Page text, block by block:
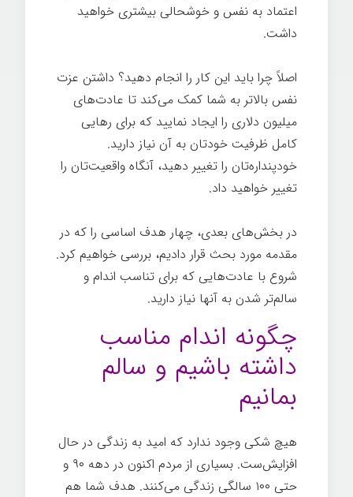
اعتماد به نفس و خوشحالی بیشتری خواهید
داشت.
اصلاً چرا باید این کار را انجام دهید؟ داشتن عزت
نفس بالاتر به شما کمک می‌کند تا عادت‌های
میلیون دلاری را ایجاد نماييد که برای رهایی
کامل ظرفیت خودتان به آن نیاز دارید.
خودپنداره‌تان را تغییر دهید، آنگاه واقعیت‌تان را
تغییر خواهید داد.
در بخش‌های بعدی، چهار هدف اساسی را که در
مقدمه مورد بحث قرار دادیم، بررسی خواهیم کرد.
شروع با عادت‌هایی که برای تناسب اندام و
سالم‌تر شدن به آنها نیاز دارید.
چگونه اندام مناسب
داشته باشیم و سالم
بمانیم
هیچ شکی وجود ندارد که امید به زندگی در حال
افزایش‌ست. بسیاری از مردم اکنون در دهه ۹۰ و
حتی ۱۰۰ سالگی زندگی می‌کنند. هدف شما هم